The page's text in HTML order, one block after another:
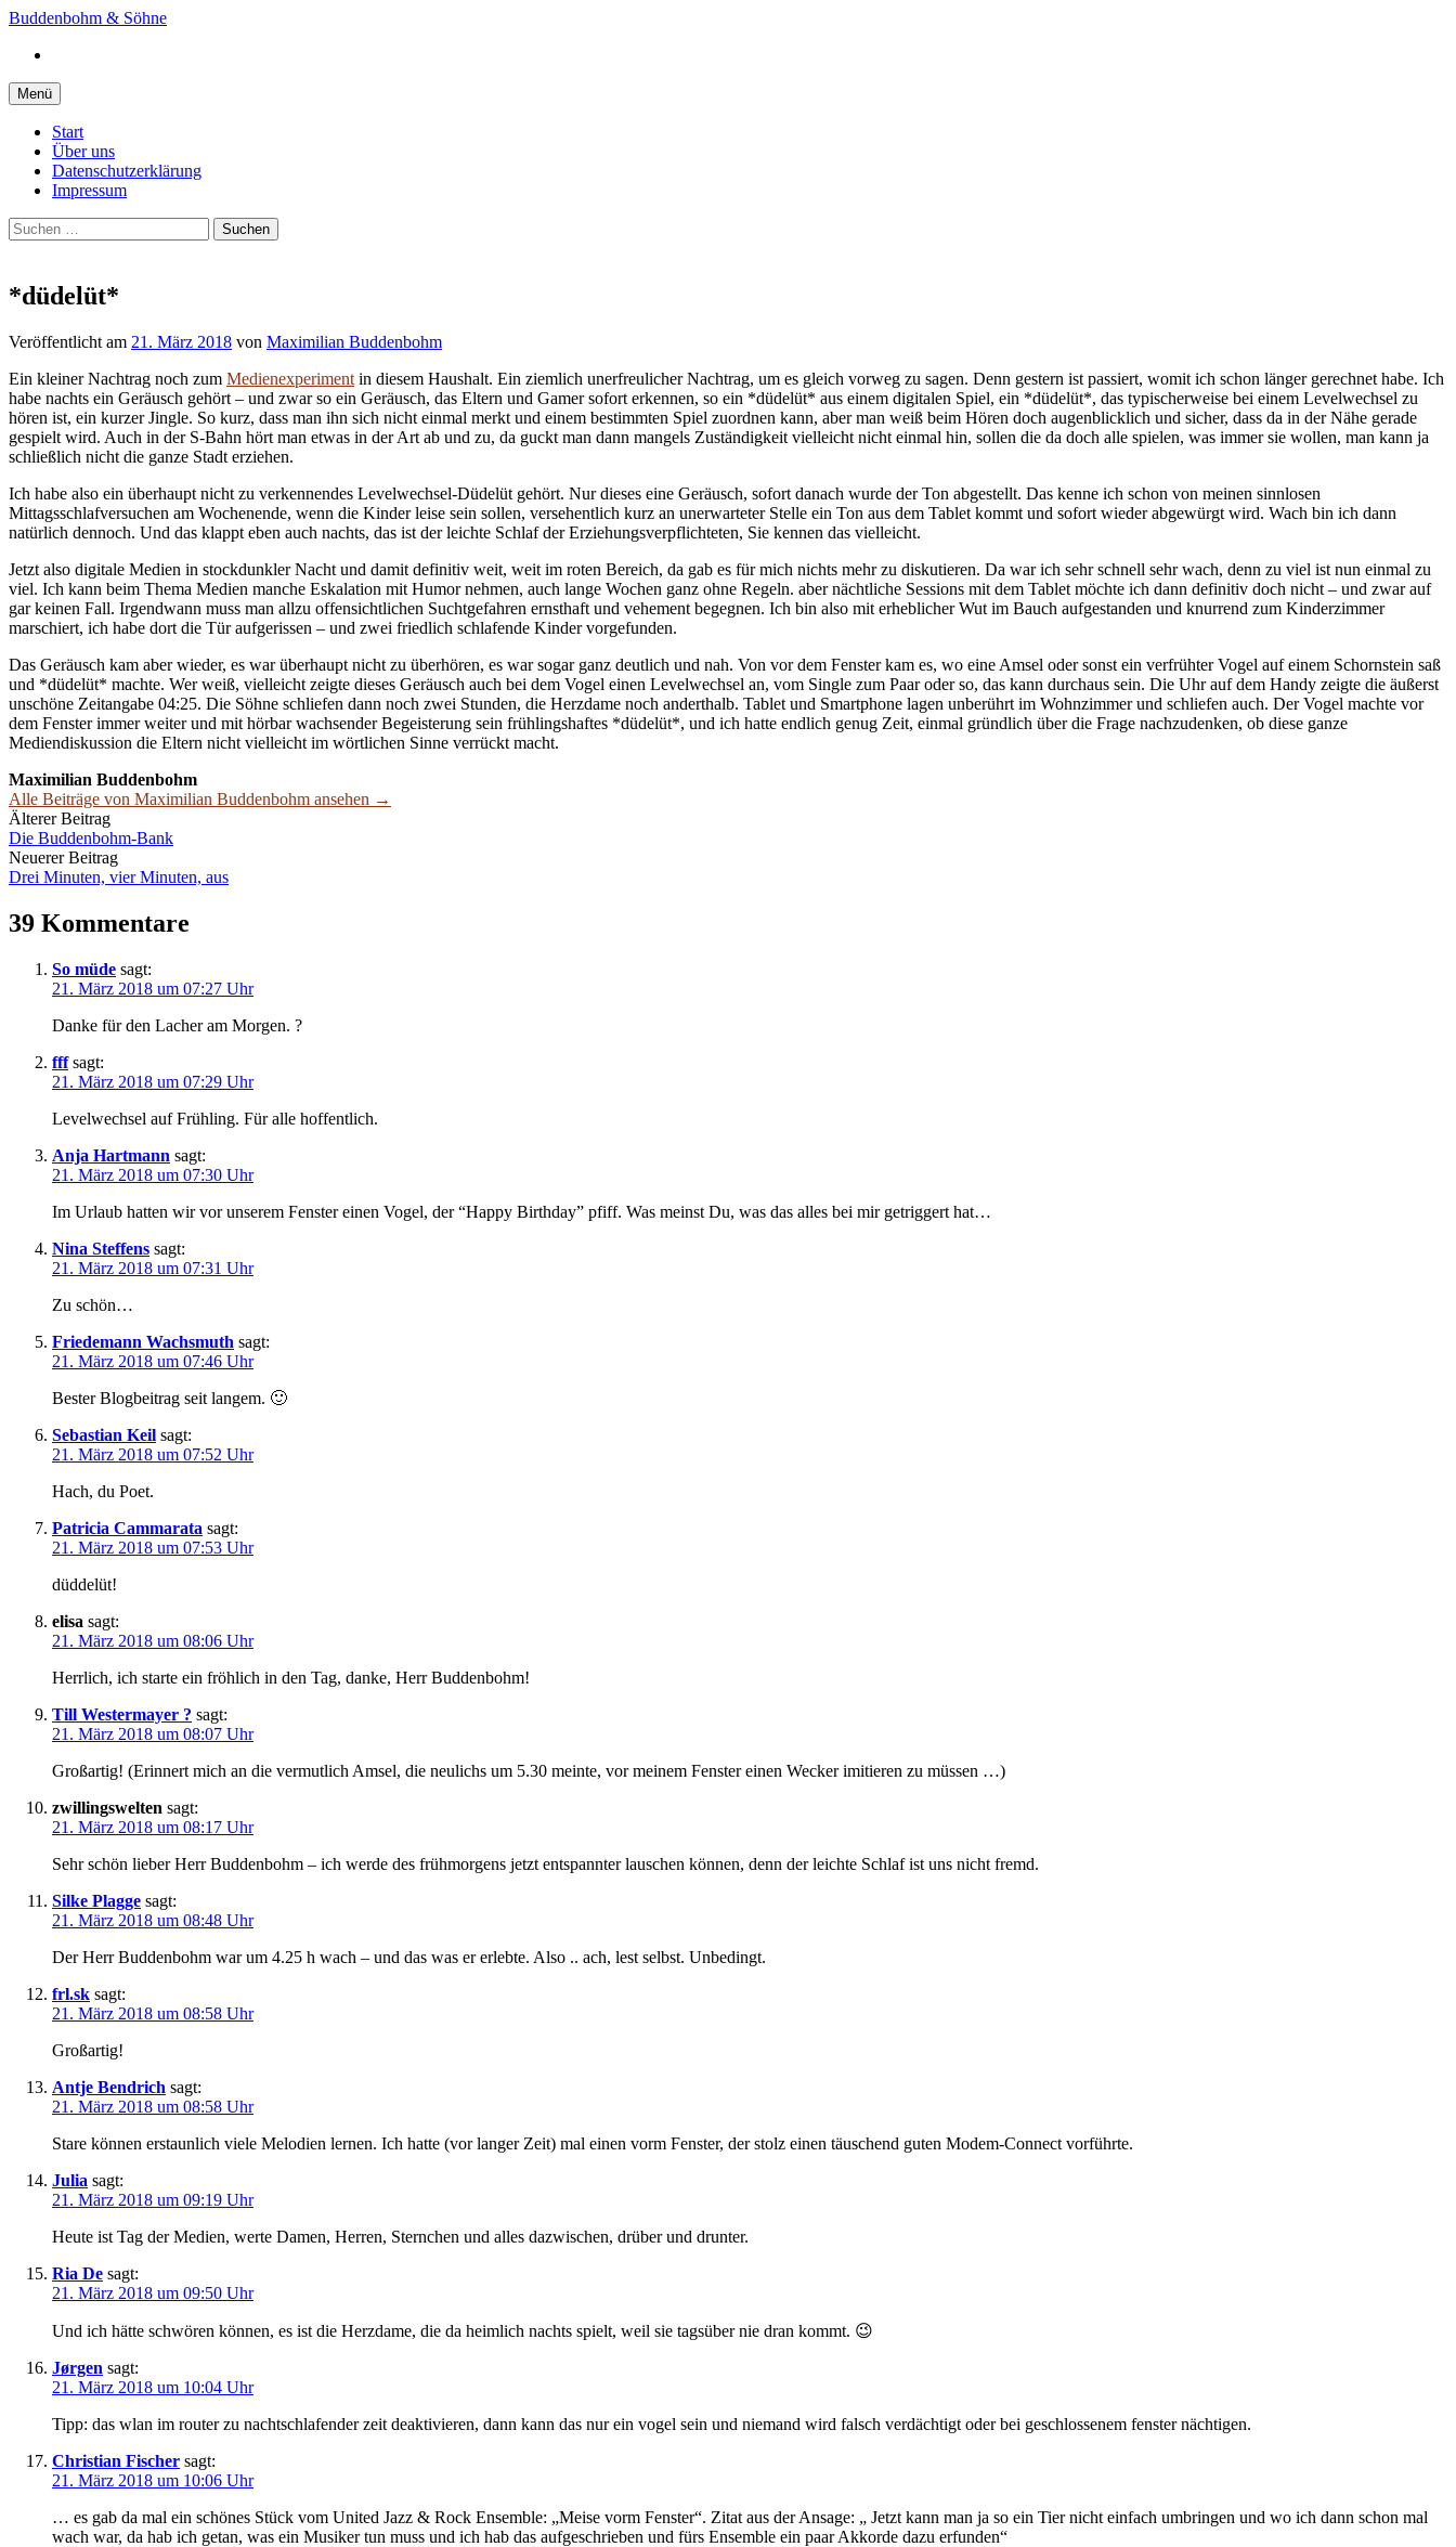
Springe
Inhalt
Buddenbohm & Söhne
Menü
Start
Über uns
Datenschutzerklärung
Impressum
Suchen
nach:
*düdelüt*
Veröffentlicht am 21. März 2018 von Maximilian Buddenbohm
Ein kleiner Nachtrag noch zum Medienexperiment in diesem Haushalt. Ein ziemlich unerfreulicher Nachtrag, um es gleich vorweg zu sagen. Denn gestern ist passiert, womit ich schon länger gerechnet habe. Ich
habe nachts ein Geräusch gehört – und zwar so ein Geräusch, das Eltern und Gamer sofort erkennen, so ein *düdelüt* aus einem digitalen Spiel, ein *düdelüt*, das typischerweise bei einem Levelwechsel zu
hören ist, ein kurzer Jingle. So kurz, dass man ihn sich nicht einmal merkt und einem bestimmten Spiel zuordnen kann, aber man weiß beim Hören doch augenblicklich und sicher, dass da in der Nähe gerade
gespielt wird. Auch in der S-Bahn hört man etwas in der Art ab und zu, da guckt man dann mangels Zuständigkeit vielleicht nicht einmal hin, sollen die da doch alle spielen, was immer sie wollen, man kann ja
schließlich nicht die ganze Stadt erziehen.
Ich habe also ein überhaupt nicht zu verkennendes Levelwechsel-Düdelüt gehört. Nur dieses eine Geräusch, sofort danach wurde der Ton abgestellt. Das kenne ich schon von meinen sinnlosen
Mittagsschlafversuchen am Wochenende, wenn die Kinder leise sein sollen, versehentlich kurz an unerwarteter Stelle ein Ton aus dem Tablet kommt und sofort wieder abgewürgt wird. Wach bin ich dann
natürlich dennoch. Und das klappt eben auch nachts, das ist der leichte Schlaf der Erziehungsverpflichteten, Sie kennen das vielleicht.
Jetzt also digitale Medien in stockdunkler Nacht und damit definitiv weit, weit im roten Bereich, da gab es für mich nichts mehr zu diskutieren. Da war ich sehr schnell sehr wach, denn zu viel ist nun einmal zu
viel. Ich kann beim Thema Medien manche Eskalation mit Humor nehmen, auch lange Wochen ganz ohne Regeln. aber nächtliche Sessions mit dem Tablet möchte ich dann definitiv doch nicht – und zwar auf
gar keinen Fall. Irgendwann muss man allzu offensichtlichen Suchtgefahren ernsthaft und vehement begegnen. Ich bin also mit erheblicher Wut im Bauch aufgestanden und knurrend zum Kinderzimmer
marschiert, ich habe dort die Tür aufgerissen – und zwei friedlich schlafende Kinder vorgefunden.
Das Geräusch kam aber wieder, es war überhaupt nicht zu überhören, es war sogar ganz deutlich und nah. Von vor dem Fenster kam es, wo eine Amsel oder sonst ein verfrühter Vogel auf einem Schornstein saß
und *düdelüt* machte. Wer weiß, vielleicht zeigte dieses Geräusch auch bei dem Vogel einen Levelwechsel an, vom Single zum Paar oder so, das kann durchaus sein. Die Uhr auf dem Handy zeigte die äußerst
unschöne Zeitangabe 04:25. Die Söhne schliefen dann noch zwei Stunden, die Herzdame noch anderthalb. Tablet und Smartphone lagen unberührt im Wohnzimmer und schliefen auch. Der Vogel machte vor
dem Fenster immer weiter und mit hörbar wachsender Begeisterung sein frühlingshaftes *düdelüt*, und ich hatte endlich genug Zeit, einmal gründlich über die Frage nachzudenken, ob diese ganze
Mediendiskussion die Eltern nicht vielleicht im wörtlichen Sinne verrückt macht.
Maximilian Buddenbohm
Alle Beiträge von Maximilian Buddenbohm ansehen →
Beitrags-
Navigation
Älterer Beitrag
Die Buddenbohm-Bank
Neuerer Beitrag
Drei Minuten, vier Minuten, aus
39 Kommentare
So müde sagt:
21. März 2018 um 07:27 Uhr
Danke für den Lacher am Morgen. ?
fff sagt:
21. März 2018 um 07:29 Uhr
Levelwechsel auf Frühling. Für alle hoffentlich.
Anja Hartmann sagt:
21. März 2018 um 07:30 Uhr
Im Urlaub hatten wir vor unserem Fenster einen Vogel, der “Happy Birthday” pfiff. Was meinst Du, was das alles bei mir getriggert hat…
Nina Steffens sagt:
21. März 2018 um 07:31 Uhr
Zu schön…
Friedemann Wachsmuth sagt:
21. März 2018 um 07:46 Uhr
Bester Blogbeitrag seit langem. 🙂
Sebastian Keil sagt:
21. März 2018 um 07:52 Uhr
Hach, du Poet.
Patricia Cammarata sagt:
21. März 2018 um 07:53 Uhr
düddelüt!
elisa sagt:
21. März 2018 um 08:06 Uhr
Herrlich, ich starte ein fröhlich in den Tag, danke, Herr Buddenbohm!
Till Westermayer ? sagt:
21. März 2018 um 08:07 Uhr
Großartig! (Erinnert mich an die vermutlich Amsel, die neulichs um 5.30 meinte, vor meinem Fenster einen Wecker imitieren zu müssen …)
zwillingswelten sagt:
21. März 2018 um 08:17 Uhr
Sehr schön lieber Herr Buddenbohm – ich werde des frühmorgens jetzt entspannter lauschen können, denn der leichte Schlaf ist uns nicht fremd.
Silke Plagge sagt:
21. März 2018 um 08:48 Uhr
Der Herr Buddenbohm war um 4.25 h wach – und das was er erlebte. Also .. ach, lest selbst. Unbedingt.
frl.sk sagt:
21. März 2018 um 08:58 Uhr
Großartig!
Antje Bendrich sagt:
21. März 2018 um 08:58 Uhr
Stare können erstaunlich viele Melodien lernen. Ich hatte (vor langer Zeit) mal einen vorm Fenster, der stolz einen täuschend guten Modem-Connect vorführte.
Julia sagt:
21. März 2018 um 09:19 Uhr
Heute ist Tag der Medien, werte Damen, Herren, Sternchen und alles dazwischen, drüber und drunter.
Ria De sagt:
21. März 2018 um 09:50 Uhr
Und ich hätte schwören können, es ist die Herzdame, die da heimlich nachts spielt, weil sie tagsüber nie dran kommt. 😉
Jørgen sagt:
21. März 2018 um 10:04 Uhr
Tipp: das wlan im router zu nachtschlafender zeit deaktivieren, dann kann das nur ein vogel sein und niemand wird falsch verdächtigt oder bei geschlossenem fenster nächtigen.
Christian Fischer sagt:
21. März 2018 um 10:06 Uhr
… es gab da mal ein schönes Stück vom United Jazz & Rock Ensemble: „Meise vorm Fenster“. Zitat aus der Ansage: „ Jetzt kann man ja so ein Tier nicht einfach umbringen und wo ich dann schon mal
wach war, da hab ich getan, was ein Musiker tun muss und ich hab das aufgeschrieben und fürs Ensemble ein paar Akkorde dazu erfunden“